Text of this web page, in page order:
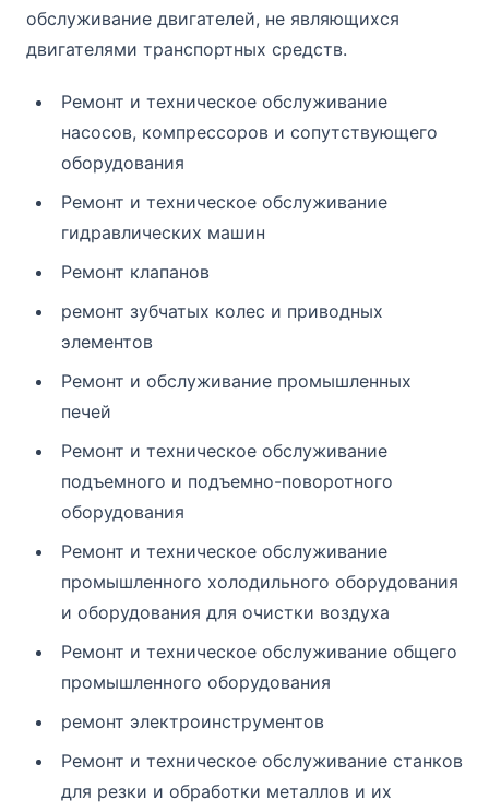
обслуживание двигателей, не являющихся
двигателями транспортных средств.
Ремонт и техническое обслуживание
насосов, компрессоров и сопутствующего
оборудования
Ремонт и техническое обслуживание
гидравлических машин
Ремонт клапанов
ремонт зубчатых колес и приводных
элементов
Ремонт и обслуживание промышленных
печей
Ремонт и техническое обслуживание
подъемного и подъемно-поворотного
оборудования
Ремонт и техническое обслуживание
промышленного холодильного оборудования
и оборудования для очистки воздуха
Ремонт и техническое обслуживание общего
промышленного оборудования
ремонт электроинструментов
Ремонт и техническое обслуживание станков
для резки и обработки металлов и их